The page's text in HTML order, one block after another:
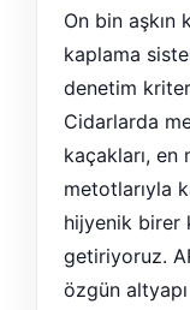
On bin aşkın
kaplama
denetim
Cidarlarda
kaçakları,
metotlarıyla
hijyenik birer
getiriyoruz.
özgün